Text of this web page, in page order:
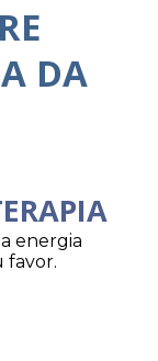
DA
energia
favor.